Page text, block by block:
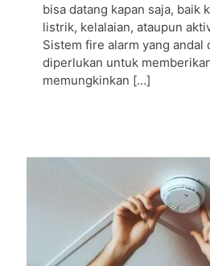
bisa datang kapan saja, baik
listrik, kelalaian, ataupun
Sistem fire alarm yang andal
diperlukan untuk
memungkinkan […]